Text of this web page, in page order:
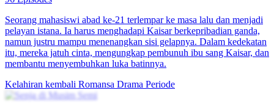
Seorang mahasiswi abad ke-21 terlempar ke masa lalu dan menjadi
pelayan istana. Ia harus menghadapi Kaisar berkepribadian ganda,
namun justru mampu menenangkan sisi gelapnya. Dalam kedekatan
itu, mereka jatuh cinta, mengungkap pembunuh ibu sang Kaisar, dan
membantu menyembuhkan luka batinnya.
Kelahiran kembali Romansa Drama Periode